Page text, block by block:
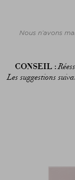
Nous n’avons
CONSEIL :
Les suggestions